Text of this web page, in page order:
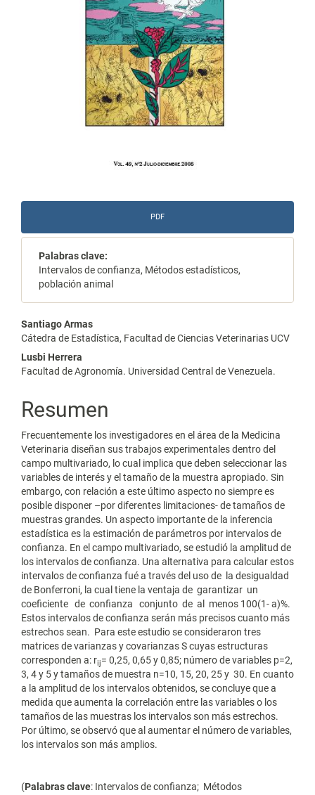
PDF
Palabras clave:
Intervalos de confianza, Métodos estadísticos,
población animal
Contenido
principal
del
artículo
Santiago Armas
Cátedra de Estadística, Facultad de Ciencias Veterinarias UCV
Lusbi Herrera
Facultad de Agronomía. Universidad Central de Venezuela.
Resumen
Frecuentemente los investigadores en el área de la Medicina
Veterinaria diseñan sus trabajos experimentales dentro del
campo multivariado, lo cual implica que deben seleccionar las
variables de interés y el tamaño de la muestra apropiado. Sin
embargo, con relación a este último aspecto no siempre es
posible disponer –por diferentes limitaciones- de tamaños de
muestras grandes. Un aspecto importante de la inferencia
estadística es la estimación de parámetros por intervalos de
confianza. En el campo multivariado, se estudió la amplitud de
los intervalos de confianza. Una alternativa para calcular estos
intervalos de confianza fué a través del uso de la desigualdad
de Bonferroni, la cual tiene la ventaja de garantizar un
coeficiente de confianza conjunto de al menos 100(1- a)%.
Estos intervalos de confianza serán más precisos cuanto más
estrechos sean. Para este estudio se consideraron tres
matrices de varianzas y covarianzas S cuyas estructuras
corresponden a: rij= 0,25, 0,65 y 0,85; número de variables p=2,
3, 4 y 5 y tamaños de muestra n=10, 15, 20, 25 y 30. En cuanto
a la amplitud de los intervalos obtenidos, se concluye que a
medida que aumenta la correlación entre las variables o los
tamaños de las muestras los intervalos son más estrechos.
Por último, se observó que al aumentar el número de variables,
los intervalos son más amplios.
(Palabras clave: Intervalos de confianza; Métodos